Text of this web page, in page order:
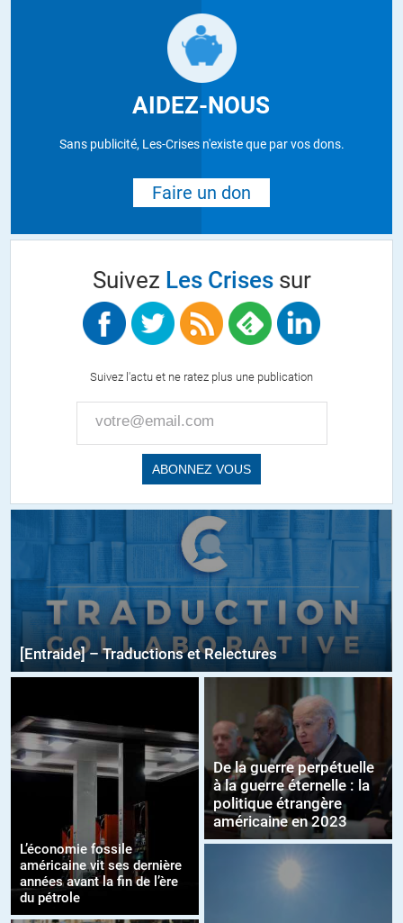
AIDEZ-NOUS
Sans publicité, Les-Crises n'existe que par vos dons.
Faire un don
Suivez Les Crisessur
Suivez l'actu et ne ratez plus une publication
[Entraide] – Traductions et Relectures
L’économie fossile
américaine vit ses dernière
années avant la fin de l’ère
du pétrole
De la guerre perpétuelle
à la guerre éternelle : la
politique étrangère
américaine en 2023